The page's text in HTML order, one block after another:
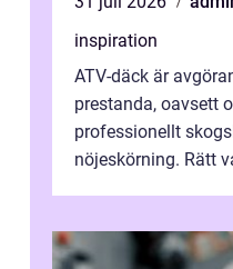
inspiration
ATV-däck är
prestanda, oavsett
professionellt
nöjeskörning. Rätt